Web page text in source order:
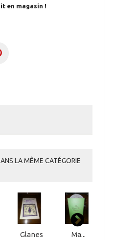
en magasin !
LA MÊME CATÉGORIE
Glanes
Ma...